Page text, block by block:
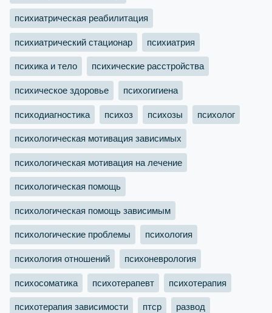
психиатрическая реабилитация
психиатрический стационар психиатрия
психика и тело психические расстройства
психическое здоровье психогигиена
психодиагностика психоз психозы психолог
психологическая мотивация зависимых
психологическая мотивация на лечение
психологическая помощь
психологическая помощь зависимым
психологические проблемы психология
психология отношений психоневрология
психосоматика психотерапевт психотерапия
психотерапия зависимости птср развод